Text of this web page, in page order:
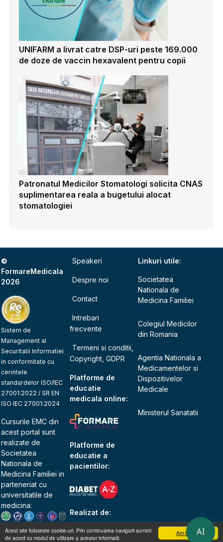
Am inteles
Acest site foloseste cookie-uri. Prin continuarea navigarii sunteti
de acord cu modul de utilizare a acestor informatii.
UNIFARM a livrat catre DSP-uri peste 169.000
de doze de vaccin hexavalent pentru copii
Patronatul Medicilor Stomatologi solicita CNAS
suplimentarea reala a bugetului alocat
stomatologiei
©
FormareMedicala
2026
Sistem de
Management al
Securitatii Informatiei
in conformitate cu
cerintele
standardelor ISO/IEC
27001:2022 / SR EN
ISO IEC 27001:2024
Cursurile EMC din
acest portal sunt
realizate de
Societatea
Nationala de
Medicina Familiei in
parteneriat cu
universitatile de
medicina:
Speakeri
Despre noi
Contact
Intrebari
frecvente
Termeni si conditii,
Copyright, GDPR
Platforme de
educatie
medicala online:
Platforme de
educatie a
pacientilor:
Realizat de:
Linkuri utile:
Societatea
Nationala de
Medicina Familiei
Colegiul Medicilor
din Romania
Agentia Nationala a
Medicamentelor si
Dispozitivelor
Medicale
Ministerul Sanatatii
AI